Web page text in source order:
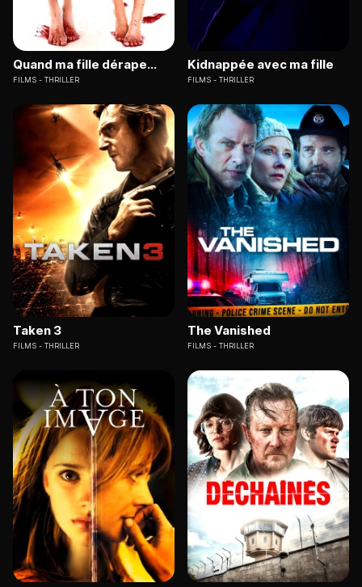
Quand ma fille dérape...
FILMS THRILLER
Kidnappée avec ma fille
FILMS THRILLER
Taken 3
FILMS THRILLER
The Vanished
FILMS THRILLER